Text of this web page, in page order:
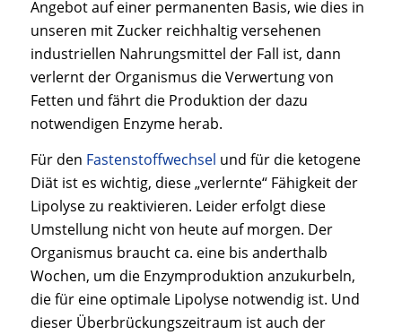
Angebot auf einer permanenten Basis, wie dies in
unseren mit Zucker reichhaltig versehenen
industriellen Nahrungsmittel der Fall ist, dann
verlernt der Organismus die Verwertung von
Fetten und fährt die Produktion der dazu
notwendigen Enzyme herab.
Für den Fastenstoffwechsel und für die ketogene
Diät ist es wichtig, diese „verlernte“ Fähigkeit der
Lipolyse zu reaktivieren. Leider erfolgt diese
Umstellung nicht von heute auf morgen. Der
Organismus braucht ca. eine bis anderthalb
Wochen, um die Enzymproduktion anzukurbeln,
die für eine optimale Lipolyse notwendig ist. Und
dieser Überbrückungszeitraum ist auch der